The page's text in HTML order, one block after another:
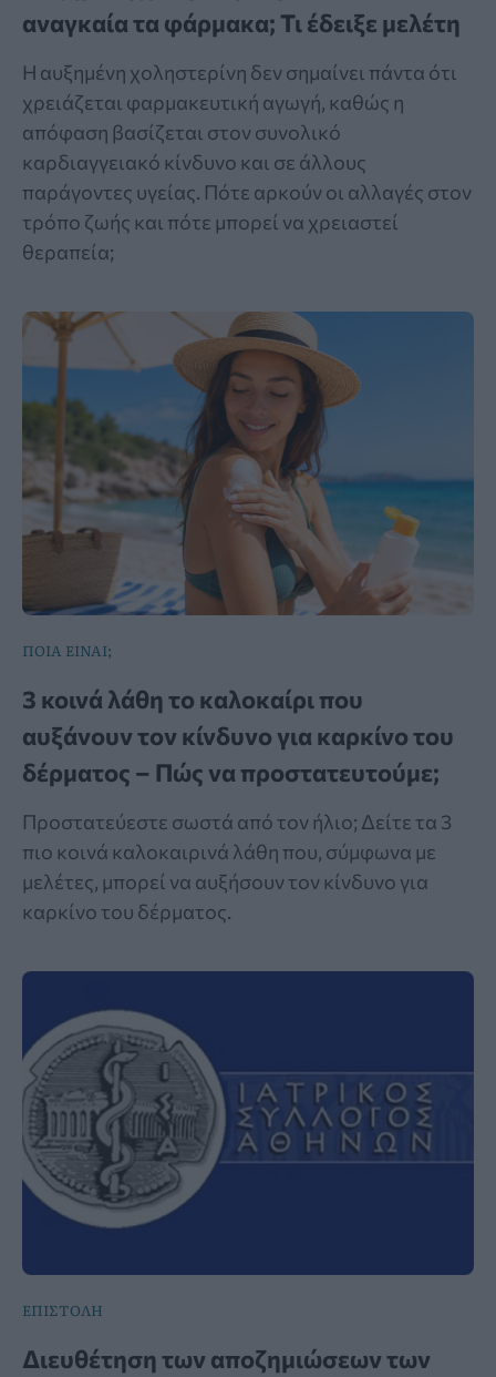
αναγκαία τα φάρμακα; Τι έδειξε μελέτη
Η αυξημένη χοληστερίνη δεν σημαίνει πάντα ότι
χρειάζεται φαρμακευτική αγωγή, καθώς η
απόφαση βασίζεται στον συνολικό
καρδιαγγειακό κίνδυνο και σε άλλους
παράγοντες υγείας. Πότε αρκούν οι αλλαγές στον
τρόπο ζωής και πότε μπορεί να χρειαστεί
θεραπεία;
ΠΟΙΑ ΕΙΝΑΙ;
3 κοινά λάθη το καλοκαίρι που
αυξάνουν τον κίνδυνο για καρκίνο του
δέρματος – Πώς να προστατευτούμε;
Προστατεύεστε σωστά από τον ήλιο; Δείτε τα 3
πιο κοινά καλοκαιρινά λάθη που, σύμφωνα με
μελέτες, μπορεί να αυξήσουν τον κίνδυνο για
καρκίνο του δέρματος.
ΕΠΙΣΤΟΛΗ
Διευθέτηση των αποζημιώσεων των